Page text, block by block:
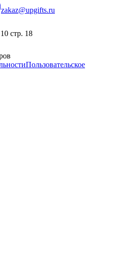
zakaz@upgifts.ru
стр. 18
Пользовательское